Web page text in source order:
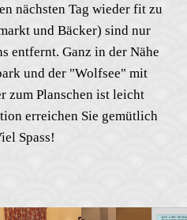
nächsten Tag wieder fit zu
und Bäcker) sind nur
entfernt. Ganz in der Nähe
und der "Wolfsee" mit
zum Planschen ist leicht
erreichen Sie gemütlich
Spass!